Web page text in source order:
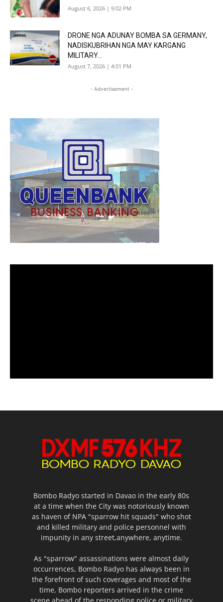
August 6, 2026 | 9:02 PM
DRONE NGA ADUNAY BOMBA SA GERMANY,
NADISKUBRIHAN NGA MAY KARGANG
MILITARY...
August 7, 2026 | 4:01 PM
- Advertisement -
Bombo Radyo started in Davao in the early 80s
at a time when the City was notoriously known
as haven of NPA "sparrow hit squads" who shot
and killed military and police personnel with
impunity in any street,anywhere, anytime.
As "sparrow" assassinations were almost daily
occurrences, Bombo Radyo has always been in
the forefront of such coverages and most of the
time, Bombo reporters arrived in the crime